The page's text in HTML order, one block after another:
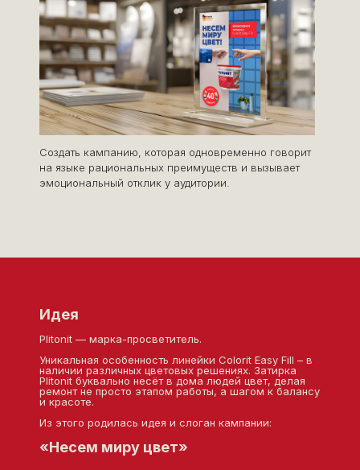
Создать кампанию, которая одновременно говорит
на языке рациональных преимуществ и вызывает
эмоциональный отклик у аудитории.
Идея
Plitonit — марка-просветитель.
Уникальная особенность линейки Colorit Easy Fill – в
наличии различных цветовых решениях. Затирка
Plitonit буквально несёт в дома людей цвет, делая
ремонт не просто этапом работы, а шагом к балансу
и красоте.
Из этого родилась идея и слоган кампании:
«Несем миру цвет»